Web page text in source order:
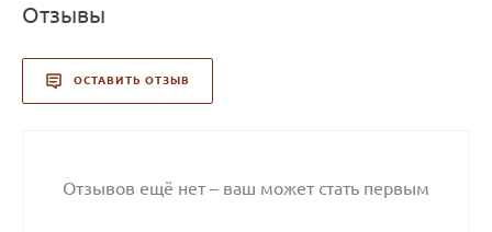
Отзывы
ОСТАВИТЬ ОТЗЫВ
Отзывов ещё нет – ваш может стать первым